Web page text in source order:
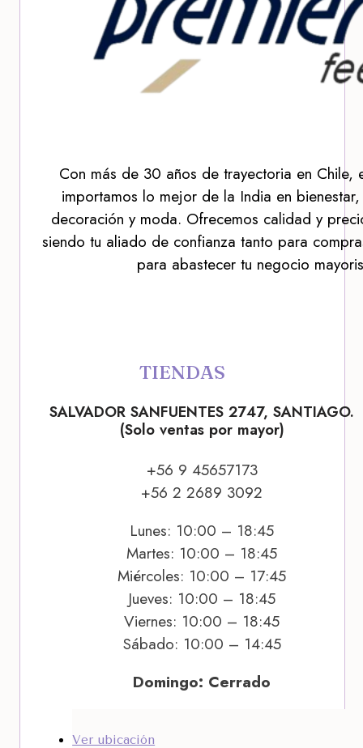
Con más de 30 años de trayectoria en Chile,
importamos lo mejor de la India en
decoración y moda. Ofrecemos calidad y
siendo tu aliado de confianza tanto para
para abastecer tu negocio
TIENDAS
SALVADOR SANFUENTES 2747, SANTIAGO.
(Solo ventas por mayor)
+56 9 45657173
+56 2 2689 3092
Lunes: 10:00 – 18:45
Martes: 10:00 – 18:45
Miércoles: 10:00 – 17:45
Jueves: 10:00 – 18:45
Viernes: 10:00 – 18:45
Sábado: 10:00 – 14:45
Domingo: Cerrado
Ver ubicación